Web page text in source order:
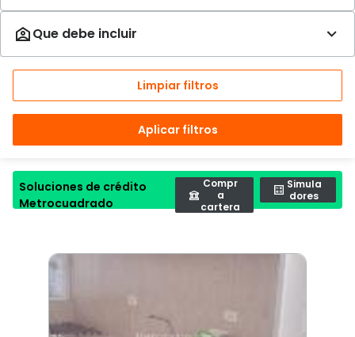
Limpiar filtros
Aplicar filtros
Soluciones de crédito
Metrocuadrado
Compr
a
cartera
Simula
dores